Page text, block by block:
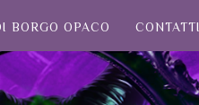
BORGO OPACO CONTATTI